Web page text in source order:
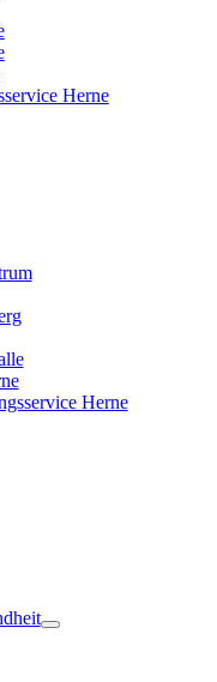
Herne
Herne